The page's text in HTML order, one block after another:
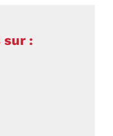
sur :